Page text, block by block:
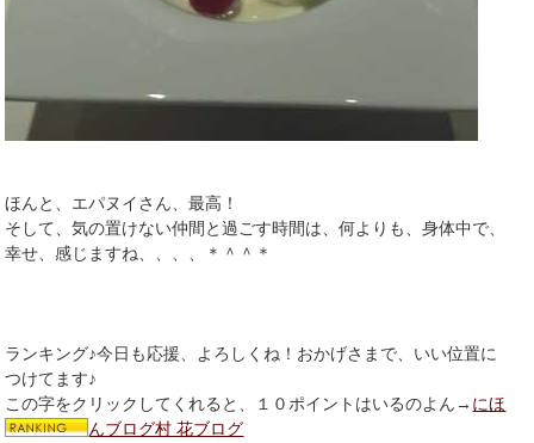
ほんと、エパヌイさん、最高！
そして、気の置けない仲間と過ごす時間は、何よりも、身体中で、
幸せ、感じますね、、、、＊＾＾＊
ランキング♪今日も応援、よろしくね！おかげさまで、いい位置に
つけてます♪
この字をクリックしてくれると、１０ポイントはいるのよん→ にほ
んブログ村 花ブログ